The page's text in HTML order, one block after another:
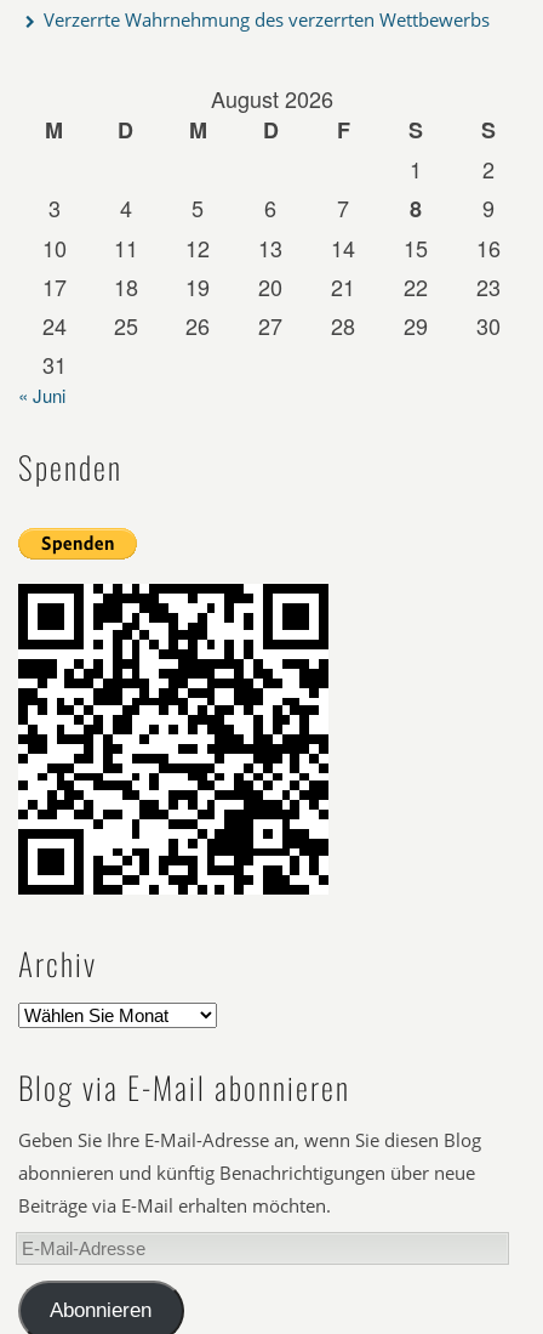
Verzerrte Wahrnehmung des verzerrten Wettbewerbs
August 2026
M
D M D F S
S
1
2
3
4 5 6 7 8
9
10
11 12 13 14 15
16
17
18 19 20 21 22
23
24
25 26 27 28 29
30
31
« Juni
Spenden
Archiv
Blog via E-Mail abonnieren
Geben Sie Ihre E-Mail-Adresse an, wenn Sie diesen Blog
abonnieren und künftig Benachrichtigungen über neue
Beiträge via E-Mail erhalten möchten.
E-
Mail-
AdresseAbonnieren